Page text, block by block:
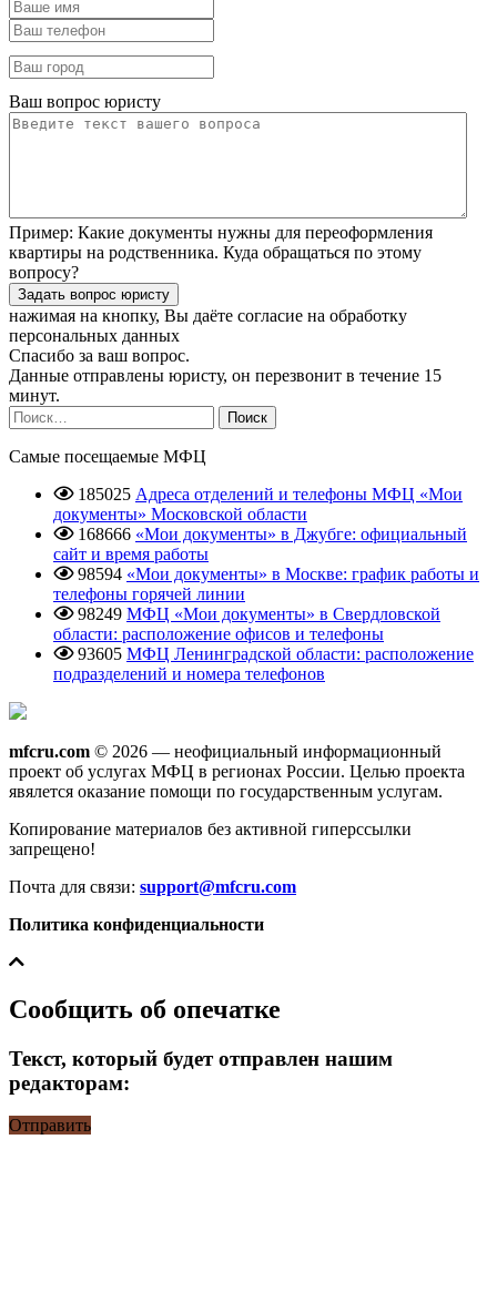
Ваш вопрос юристу
Пример: Какие документы нужны для переоформления
квартиры на родственника. Куда обращаться по этому
вопросу?
нажимая на кнопку, Вы даёте согласие на обработку
персональных данных
Спасибо за ваш вопрос.
Данные отправлены юристу, он перезвонит в течение 15
минут.
Найти:
Самые посещаемые МФЦ
185025 Адреса отделений и телефоны МФЦ «Мои
документы» Московской области
168666 «Мои документы» в Джубге: официальный
сайт и время работы
98594 «Мои документы» в Москве: график работы и
телефоны горячей линии
98249 МФЦ «Мои документы» в Свердловской
области: расположение офисов и телефоны
93605 МФЦ Ленинградской области: расположение
подразделений и номера телефонов
mfcru.com © 2026 — неофициальный информационный
проект об услугах МФЦ в регионах России. Целью проекта
явялется оказание помощи по государственным услугам.
Копирование материалов без активной гиперссылки
запрещено!
Почта для связи: support@mfcru.com
Политика конфиденциальности
Сообщить об опечатке
Текст, который будет отправлен нашим
редакторам:
Отправить